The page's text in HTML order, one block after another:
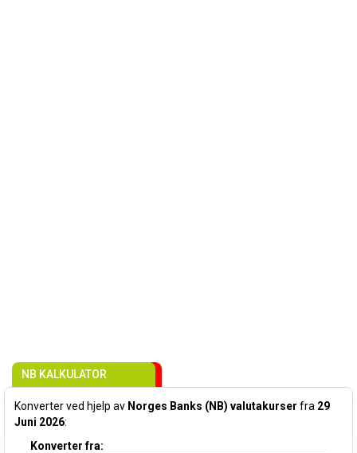
NB KALKULATOR
Konverter ved hjelp av Norges Banks (NB) valutakurser fra 29
Juni 2026:
Konverter fra: